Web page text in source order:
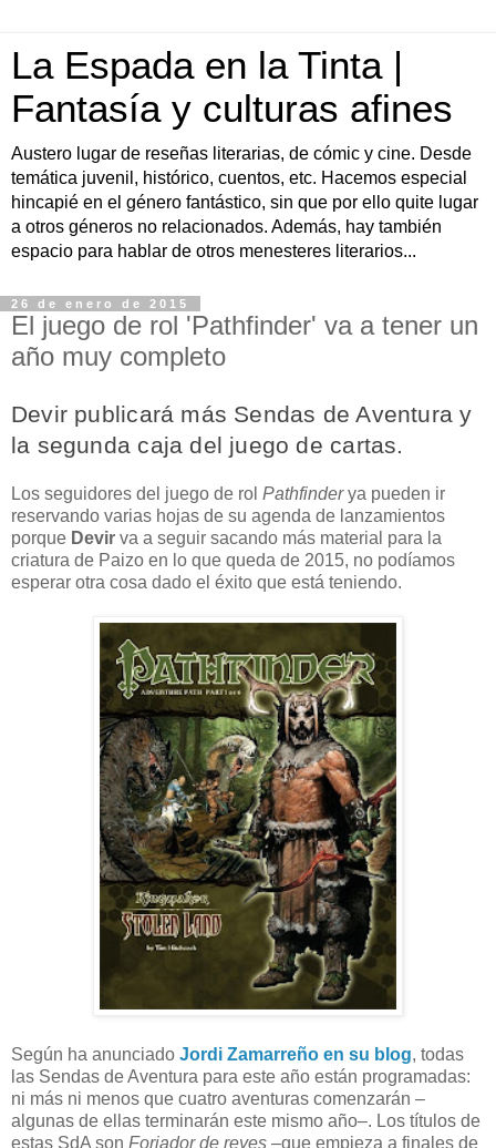
La Espada en la Tinta |
Fantasía y culturas afines
Austero lugar de reseñas literarias, de cómic y cine. Desde
temática juvenil, histórico, cuentos, etc. Hacemos especial
hincapié en el género fantástico, sin que por ello quite lugar
a otros géneros no relacionados. Además, hay también
espacio para hablar de otros menesteres literarios...
26 de enero de 2015
El juego de rol 'Pathfinder' va a tener un
año muy completo
Devir publicará más Sendas de Aventura y
la segunda caja del juego de cartas.
Los seguidores del juego de rol Pathfinderya pueden ir
reservando varias hojas de su agenda de lanzamientos
porque Devir va a seguir sacando más material para la
criatura de Paizo en lo que queda de 2015, no podíamos
esperar otra cosa dado el éxito que está teniendo.
Según ha anunciado Jordi Zamarreño en su blog, todas
las Sendas de Aventura para este año están programadas:
ni más ni menos que cuatro aventuras comenzarán –
algunas de ellas terminarán este mismo año–. Los títulos de
estas SdA son Forjador de reyes –que empieza a finales de